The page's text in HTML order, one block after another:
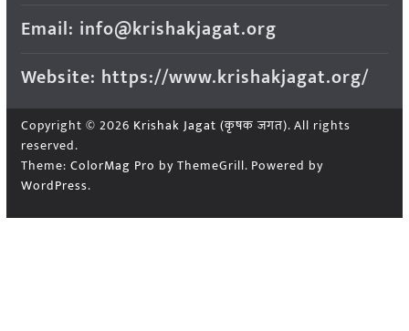
Email: info@krishakjagat.org
Website: https://www.krishakjagat.org/
Copyright © 2026 Krishak Jagat (कृषक जगत). All rights
reserved.
Theme: ColorMag Pro by ThemeGrill. Powered by
WordPress.